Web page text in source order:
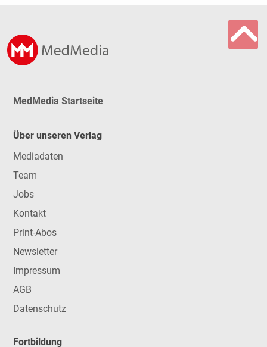
MedMedia Startseite
Über unseren Verlag
Mediadaten
Team
Jobs
Kontakt
Print-Abos
Newsletter
Impressum
AGB
Datenschutz
Fortbildung